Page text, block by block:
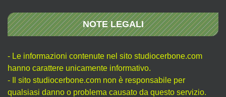
NOTE LEGALI
- Le informazioni contenute nel sito studiocerbone.com
hanno carattere unicamente informativo.
- Il sito studiocerbone.com non è responsabile per
qualsiasi danno o problema causato da questo servizio.